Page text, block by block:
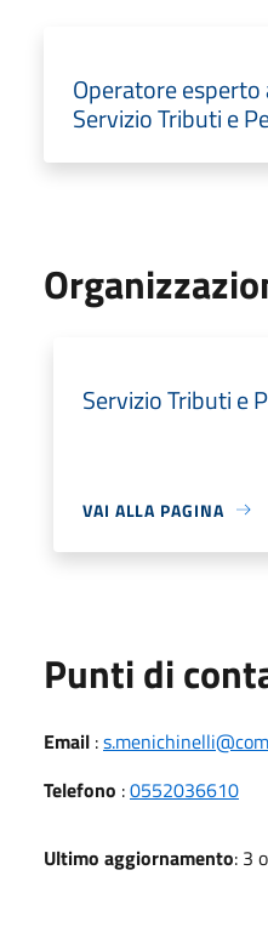
Operatore
Servizio Tributi e
Servizio Tributi e
VAI ALLA PAGINA
Punti di
Email :
Telefono :0552036610
Ultimo aggiornamento: 3